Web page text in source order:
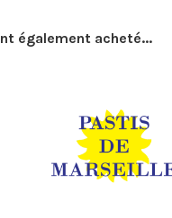
également acheté...